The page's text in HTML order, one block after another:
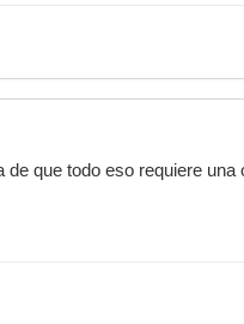
de que todo eso requiere